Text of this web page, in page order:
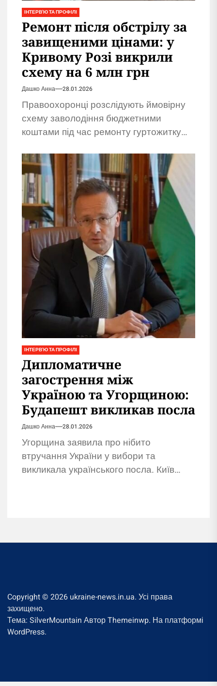
ІНТЕРВ'Ю ТА ПРОФІЛІ
Ремонт після обстрілу за
завищеними цінами: у
Кривому Розі викрили
схему на 6 млн грн
Дашко Анна 28.01.2026
Правоохоронці розслідують ймовірну
схему заволодіння бюджетними
коштами під час ремонту гуртожитку
підприємців.
ІНТЕРВ'Ю ТА ПРОФІЛІ
Дипломатичне
загострення між
Україною та Угорщиною:
Будапешт викликав посла
Дашко Анна 28.01.2026
Угорщина заявила про нібито
втручання України у вибори та
викликала українського посла. Київ
Copyright © 2026 ukraine-news.in.ua. Усі права
захищено.
Тема: SilverMountain АвторThemeinwp. На платформі
WordPress.